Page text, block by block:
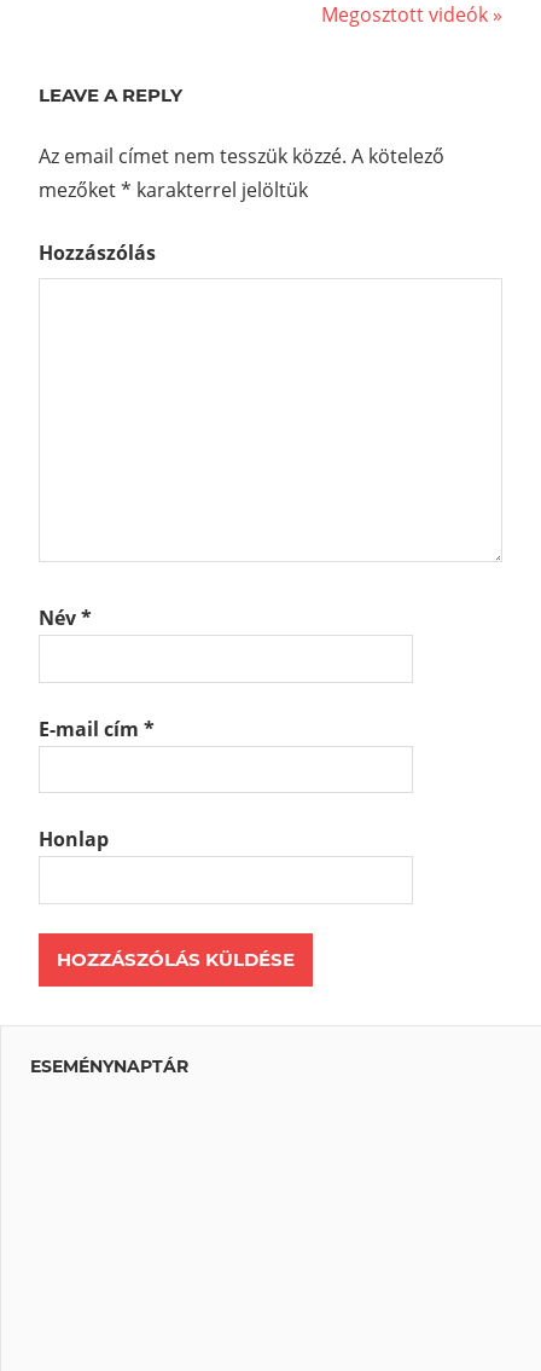
navigáció
Next
Megosztott videók
LEAVE A REPLY
Az email címet nem tesszük közzé. A kötelező
mezőket* karakterrel jelöltük
Hozzászólás
Név*
E-mail cím *
Honlap
ESEMÉNYNAPTÁR